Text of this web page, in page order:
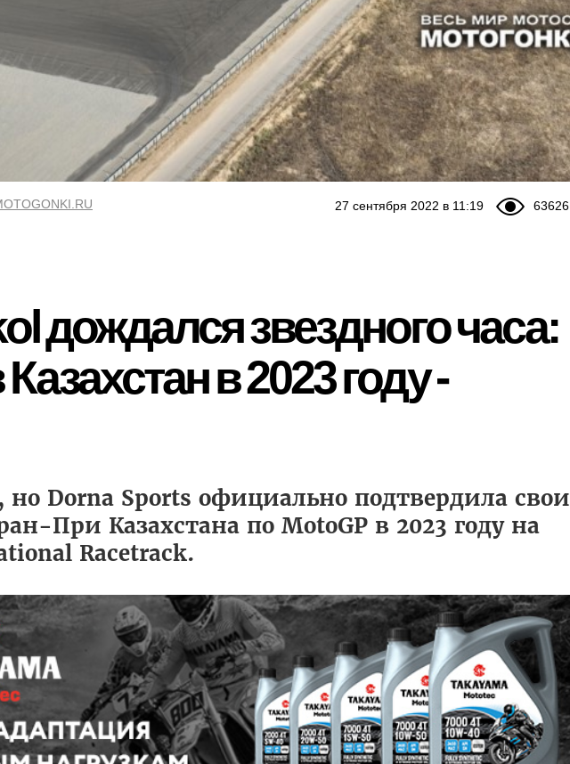
63626
27 сентября 2022 в 11:19
дождался звездного часа:
в 2023 году -
но Dorna Sports официально подтвердила свои
При Казахстана по MotoGP в 2023 году на
Racetrack.